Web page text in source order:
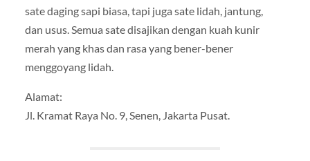
sate daging sapi biasa, tapi juga sate lidah, jantung,
dan usus. Semua sate disajikan dengan kuah kunir
merah yang khas dan rasa yang bener-bener
menggoyang lidah.
Alamat:
Jl. Kramat Raya No. 9, Senen, Jakarta Pusat.